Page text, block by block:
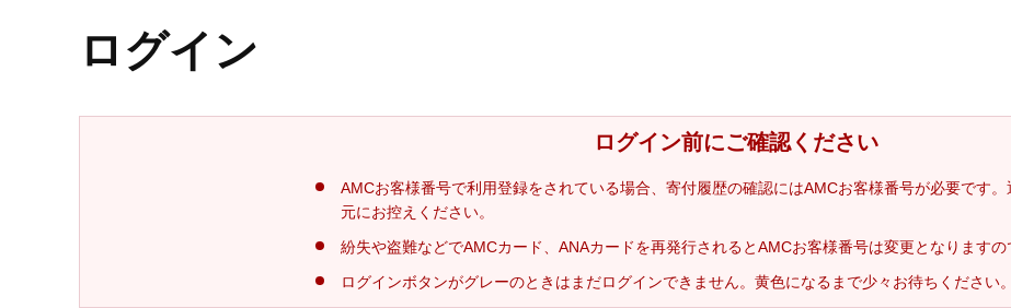
ログイン
ログイン前にご確認ください
AMCお客様番号で利用登録をされている場合、寄付履歴の確認にはAMCお客様番号が必要です
元にお控えください。
紛失や盗難などでAMCカード、ANAカードを再発行されるとAMCお客様番号は変更となりますの
ログインボタンがグレーのときはまだログインできません。黄色になるまで少々お待ちください。